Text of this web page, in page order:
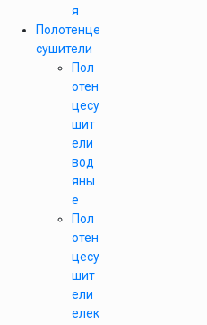
я
Полотенце
сушители
Пол
отен
цесу
шит
ели
вод
яны
е
Пол
отен
цесу
шит
ели
елек